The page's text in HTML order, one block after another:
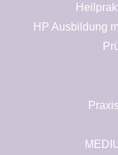
HP Ausbildung